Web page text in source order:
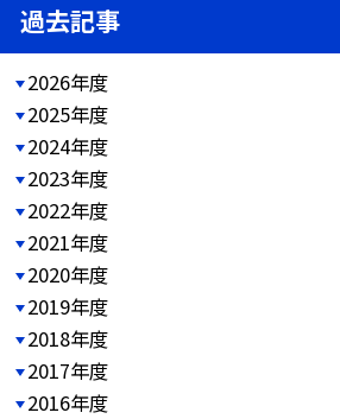
過去記事
2026年度
2025年度
2024年度
2023年度
2022年度
2021年度
2020年度
2019年度
2018年度
2017年度
2016年度